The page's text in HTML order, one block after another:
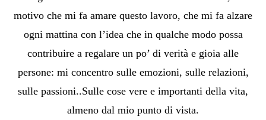
motivo che mi fa amare questo lavoro, che mi fa alzare
ogni mattina con l’idea che in qualche modo possa
contribuire a regalare un po’ di verità e gioia alle
persone: mi concentro sulle emozioni, sulle relazioni,
sulle passioni..Sulle cose vere e importanti della vita,
almeno dal mio punto di vista.